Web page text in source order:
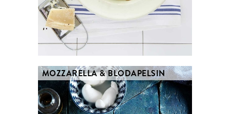
MOZZARELLA & BLODAPELSIN